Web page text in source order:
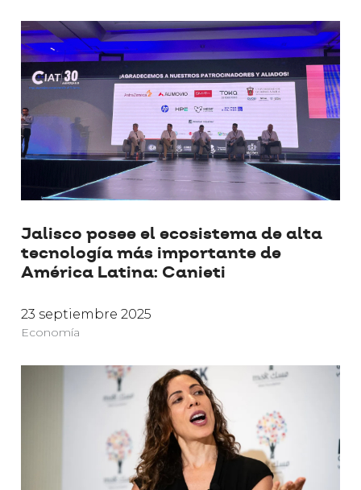
Jalisco posee el ecosistema de alta
tecnología más importante de
América Latina: Canieti
23 septiembre 2025
Economía